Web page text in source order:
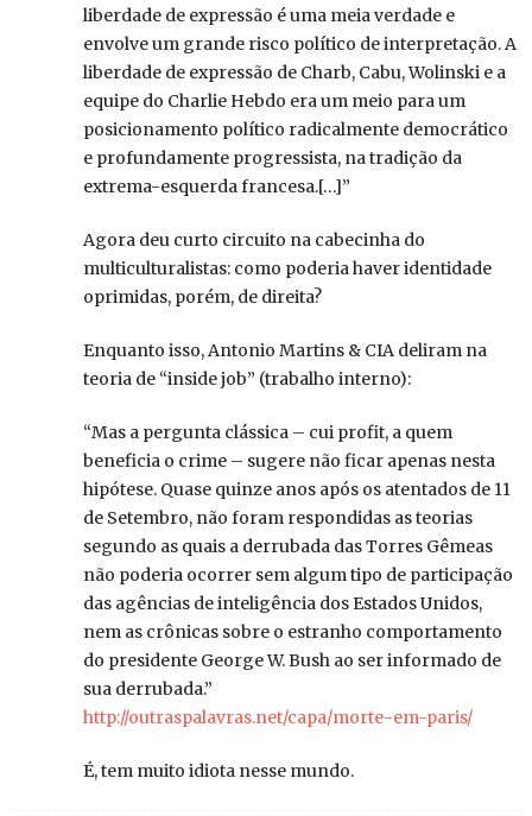
liberdade de expressão é uma meia verdade e
envolve um grande risco político de interpretação. A
liberdade de expressão de Charb, Cabu, Wolinski e a
equipe do Charlie Hebdo era um meio para um
posicionamento político radicalmente democrático
e profundamente progressista, na tradição da
extrema-esquerda francesa.[…]”
Agora deu curto circuito na cabecinha do
multiculturalistas: como poderia haver identidade
oprimidas, porém, de direita?
Enquanto isso, Antonio Martins & CIA deliram na
teoria de “inside job” (trabalho interno):
“Mas a pergunta clássica – cui profit, a quem
beneficia o crime – sugere não ficar apenas nesta
hipótese. Quase quinze anos após os atentados de 11
de Setembro, não foram respondidas as teorias
segundo as quais a derrubada das Torres Gêmeas
não poderia ocorrer sem algum tipo de participação
das agências de inteligência dos Estados Unidos,
nem as crônicas sobre o estranho comportamento
do presidente George W. Bush ao ser informado de
sua derrubada.”
http://outraspalavras.net/capa/morte-em-paris/
É, tem muito idiota nesse mundo.